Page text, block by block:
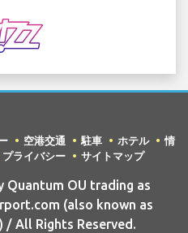
空港交通 駐車 ホテル
情
プライバシー サイトマップ
Quantum OU trading as
(also known as
/ All Rights Reserved.